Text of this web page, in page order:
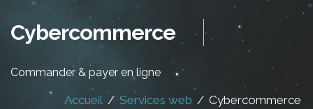
Cybercommerce
Commander & payer en ligne
Accueil / Services web / Cybercommerce